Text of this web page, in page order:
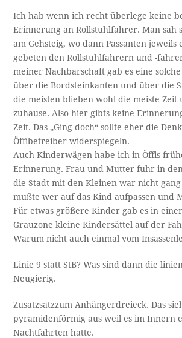
Ich hab wenn ich recht überlege keine
Erinnerung an Rollstuhlfahrer. Man sah
am Gehsteig, wo dann Passanten
gebeten den Rollstuhlfahrern und -
meiner Nachbarschaft gab es eine
über die Bordsteinkanten und über die
die meisten blieben wohl die meiste Zeit
zuhause. Also hier gibts keine
Zeit. Das „Ging doch“ sollte eher die
Öffibetreiber widerspiegeln.
Auch Kinderwägen habe ich in Öffis
Erinnerung. Frau und Mutter fuhr in
die Stadt mit den Kleinen war nicht gang
mußte wer auf das Kind aufpassen und
Für etwas größere Kinder gab es in
Grauzone kleine Kindersättel auf der
Warum nicht auch einmal vom
Linie 9 statt StB? Was sind dann die
Neugierig.
Zusatzsatzzum Anhängerdreieck. Das
pyramidenförmig aus weil es im Innern
Nachtfahrten hatte.